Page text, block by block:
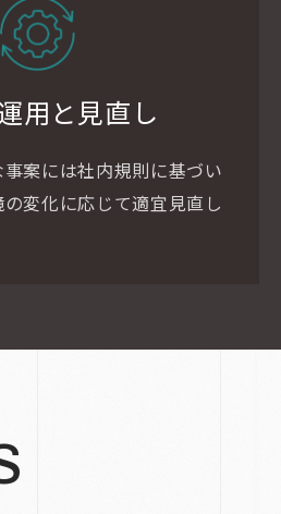
用と見直し
案には社内規則に基づい
変化に応じて適宜見直し